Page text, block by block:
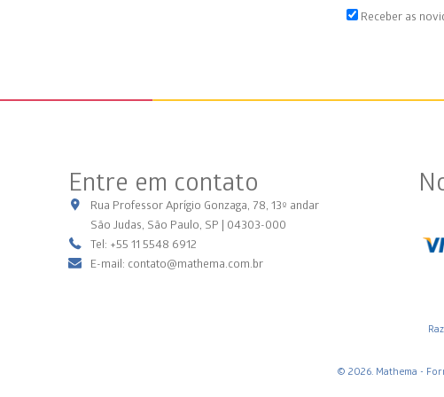
Receber as
Entre em contato
Rua Professor Aprígio Gonzaga, 78, 13º andar
São Judas, São Paulo, SP | 04303-000
Tel: +55 11 5548 6912
E-mail: contato@mathema.com.br
© 2026. Mathema -